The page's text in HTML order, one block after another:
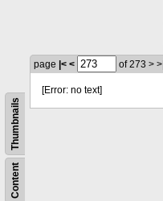
Content
Thumbnails
page |< < of 273 > >|
[Error: no text]